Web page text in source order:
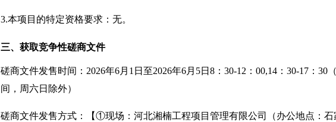
3.本项目的特定资格要求：无。
三、获取竞争性磋商文件
磋商文件发售时间 ： 2026年6月1日至2026年6月5日8：30-12：00,14：30-17：30
间，周六日除外）
磋商文件发售方式：
【①现场：河北湘楠工程项目管理有限公司（办公地点：石